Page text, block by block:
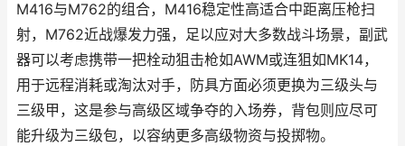
M416与M762的组合，M416稳定性高适合中距离压枪扫
射，M762近战爆发力强，足以应对大多数战斗场景，副武
器可以考虑携带一把栓动狙击枪如AWM或连狙如MK14，
用于远程消耗或淘汰对手，防具方面必须更换为三级头与
三级甲，这是参与高级区域争夺的入场券，背包则应尽可
能升级为三级包，以容纳更多高级物资与投掷物。